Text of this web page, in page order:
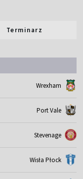
Terminarz
Wrexham
Port Vale
Stevenage
Wisła Płock